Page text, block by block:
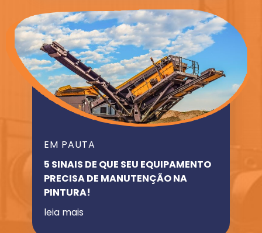
EM PAUTA
5 SINAIS DE QUE SEU EQUIPAMENTO
PRECISA DE MANUTENÇÃO NA
PINTURA!
leia mais